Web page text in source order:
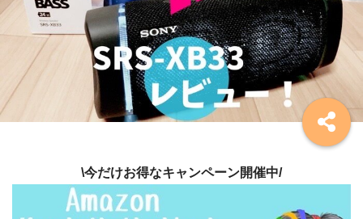
\今だけお得なキャンペーン開催中/